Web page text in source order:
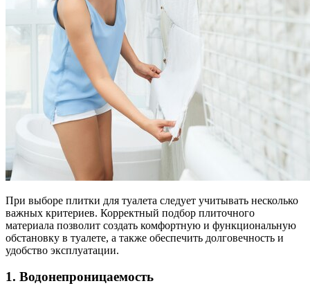
При выборе плитки для туалета следует учитывать несколько
важных критериев. Корректный подбор плиточного
материала позволит создать комфортную и функциональную
обстановку в туалете, а также обеспечить долговечность и
удобство эксплуатации.
1. Водонепроницаемость